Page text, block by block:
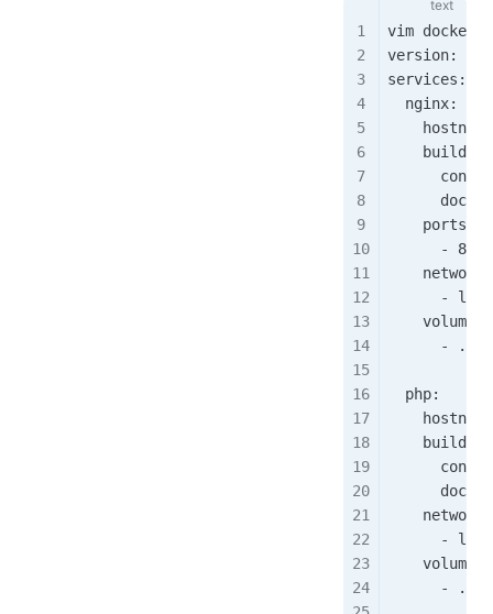
vim docker-
version: '3'　
services:　　
nginx:　　
build:
ports:　
      - lnmp
volumes:
- ./
php:　　
    build:
      - lnmp
    volumes:
- ./